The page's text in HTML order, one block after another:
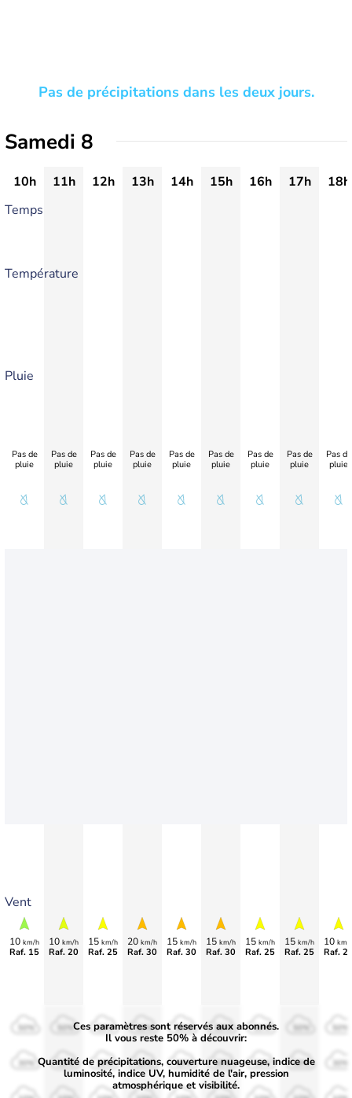
Pas de précipitations dans les deux jours.
Samedi 8
10h 11h 12h 13h 14h 15h 16h 17h
18h
Temps
Température
Pluie
Vent
Pas de
pluie
10 km/h
Raf. 15
Pas de
pluie
10 km/h
Raf. 20
Pas de
pluie
15 km/h
Raf. 25
Pas de
pluie
20 km/h
Raf. 30
Pas de
pluie
15 km/h
Raf. 30
Pas de
pluie
15 km/h
Raf. 30
Pas de
pluie
15 km/h
Raf. 25
Pas de
pluie
15 km/h
Raf. 25
Pas de
pluie
10 km/
Raf.
50%
30%
50%
30%
50%
30%
50%
30%
50%
30%
50%
30%
50%
30% 30% 30%
Ces paramètres sont réservés aux abonnés.
Il vous reste 50% à découvrir:
Quantité de précipitations, couverture nuageuse, indice de
luminosité, indice UV, humidité de l'air, pression
atmosphérique et visibilité.